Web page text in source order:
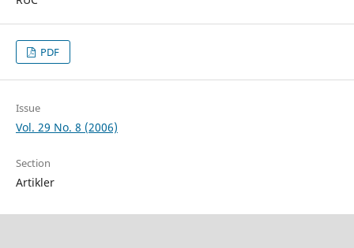
PDF
Issue
Vol. 29 No. 8 (2006)
Section
Artikler